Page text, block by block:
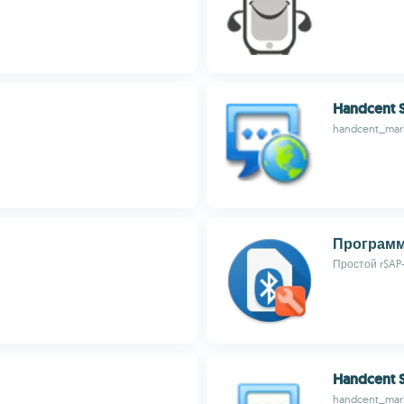
Handcent
Простой
Handcent